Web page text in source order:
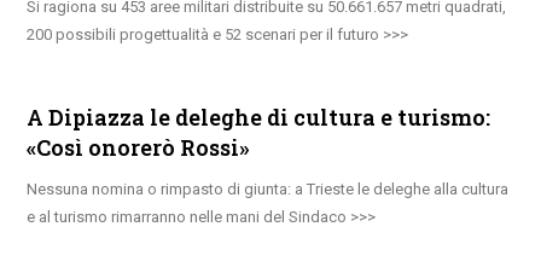
Si ragiona su 453 aree militari distribuite su 50.661.657 metri quadrati,
200 possibili progettualità e 52 scenari per il futuro
A Dipiazza le deleghe di cultura e turismo:
«Così onorerò Rossi»
Nessuna nomina o rimpasto di giunta: a Trieste le deleghe alla cultura
e al turismo rimarranno nelle mani del Sindaco